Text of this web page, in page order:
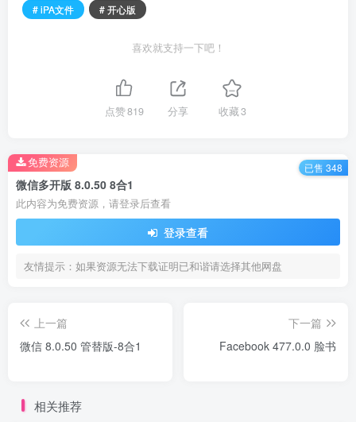
# iPA文件
# 开心版
喜欢就支持一下吧！
点赞819 分享 收藏3
微信多开版 8.0.50 8合1
此内容为免费资源，请登录后查看
登录查看
友情提示：如果资源无法下载证明已和谐请选择其他网盘
免费资源 已售 348
上一篇
微信 8.0.50 管替版-8合1
下一篇
Facebook 477.0.0 脸书
相关推荐